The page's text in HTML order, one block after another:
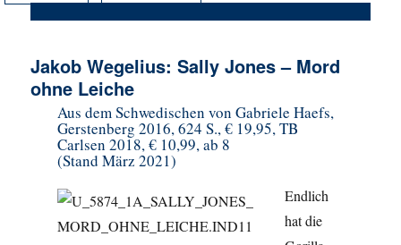
Jakob Wegelius: Sally Jones – Mord
ohne Leiche
Aus dem Schwedischen von Gabriele Haefs,
Gerstenberg 2016, 624 S., € 19,95, TB
Carlsen 2018, € 10,99, ab 8
(Stand März 2021)
Endlich
hat die